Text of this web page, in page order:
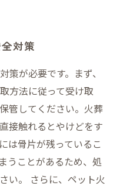
対策
が必要です。まず、
方法に従って受け取
管してください。火葬
接触れるとやけどをす
は骨片が残っているこ
うことがあるため、処
い。 さらに、ペット火